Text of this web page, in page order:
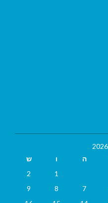
ה ו
ש
1
2
7
8
9